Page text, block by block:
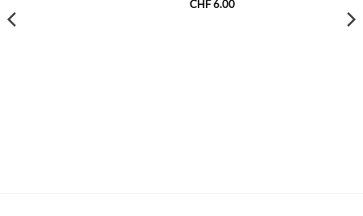
CHF6.00